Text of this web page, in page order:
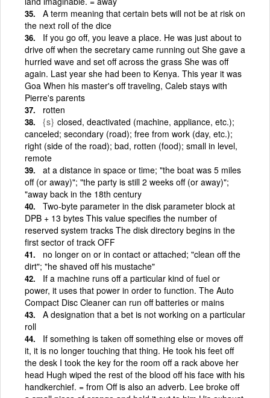
A term meaning that certain bets will not be at risk on
the next roll of the dice
If you go off, you leave a place. He was just about to
drive off when the secretary came running out She gave a
hurried wave and set off across the grass She was off
again. Last year she had been to Kenya. This year it was
Goa When his master's off traveling, Caleb stays with
Pierre's parents
rotten
{s} closed, deactivated (machine, appliance, etc.);
canceled; secondary (road); free from work (day, etc.);
right (side of the road); bad, rotten (food); small in level,
remote
at a distance in space or time; "the boat was 5 miles
off (or away)"; "the party is still 2 weeks off (or away)";
"away back in the 18th century
Two-byte parameter in the disk parameter block at
DPB + 13 bytes This value specifies the number of
reserved system tracks The disk directory begins in the
first sector of track OFF
no longer on or in contact or attached; "clean off the
dirt"; "he shaved off his mustache"
If a machine runs off a particular kind of fuel or
power, it uses that power in order to function. The Auto
Compact Disc Cleaner can run off batteries or mains
A designation that a bet is not working on a particular
roll
If something is taken off something else or moves off
it, it is no longer touching that thing. He took his feet off
the desk I took the key for the room off a rack above her
head Hugh wiped the rest of the blood off his face with his
handkerchief. = from Off is also an adverb. Lee broke off